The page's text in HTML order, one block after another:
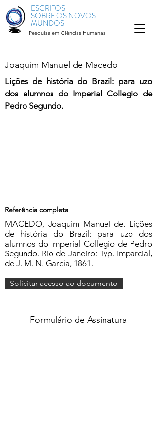
ESCRITOS
SOBRE OS NOVOS
MUNDOS
Pesquisa em Ciências Humanas
Joaquim Manuel de Macedo
Lições de história do Brazil: para uzo
dos alumnos do Imperial Collegio de
Pedro Segundo.
Referência completa
MACEDO, Joaquim Manuel de. Lições
de história do Brazil: para uzo dos
alumnos do Imperial Collegio de Pedro
Segundo. Rio de Janeiro: Typ. Imparcial,
de J. M. N. Garcia, 1861.
Solicitar acesso ao documento
Formulário de Assinatura